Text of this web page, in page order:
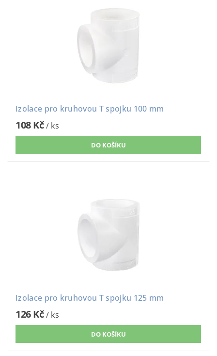
Izolace pro kruhovou T spojku 100 mm
108 Kč/ ks
Izolace pro kruhovou T spojku 125 mm
126 Kč/ ks